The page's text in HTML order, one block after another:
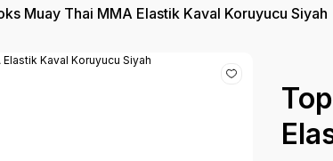
Muay Thai MMA Elastik Kaval Koruyucu Siyah